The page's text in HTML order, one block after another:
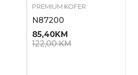
PREMIUM KOFER
N87200
85,40KM
122,00KM